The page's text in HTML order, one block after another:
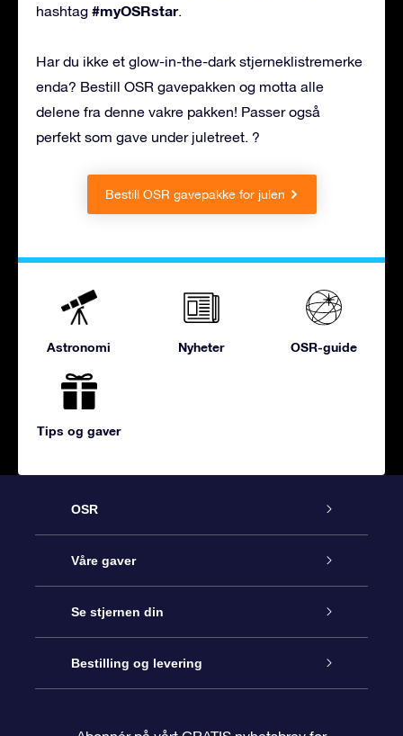
hashtag #myOSRstar.
Har du ikke et glow-in-the-dark stjerneklistremerke
enda? Bestill OSR gavepakken og motta alle
delene fra denne vakre pakken! Passer også
perfekt som gave under juletreet. ?
Bestill OSR gavepakke for julen
Astronomi Nyheter OSR-guide
Tips og gaver
OSR
Kundeservice
Kontakt oss
Bloggen
Våre gaver
Online Stjernegave
OSR Gavepakke
Se stjernen din
Star Register
Bestilling og levering